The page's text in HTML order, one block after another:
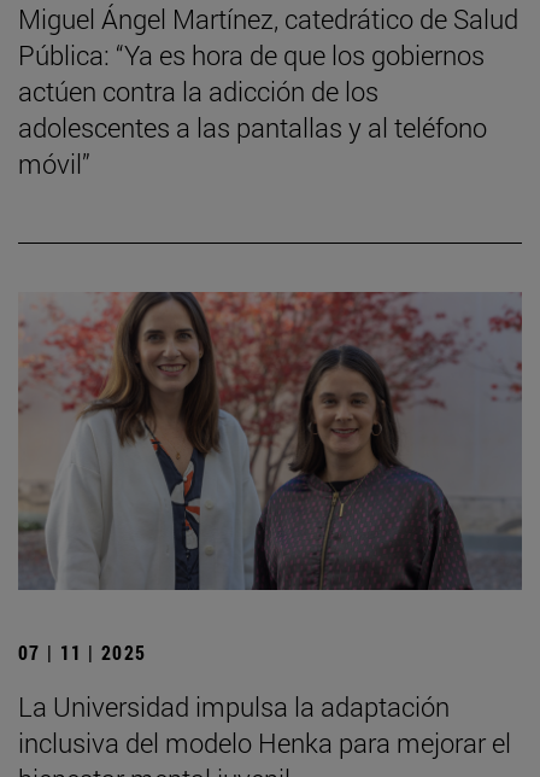
Miguel Ángel Martínez, catedrático de Salud
Pública: “Ya es hora de que los gobiernos
actúen contra la adicción de los
adolescentes a las pantallas y al teléfono
móvil”
07 | 11 | 2025
La Universidad impulsa la adaptación
inclusiva del modelo Henka para mejorar el